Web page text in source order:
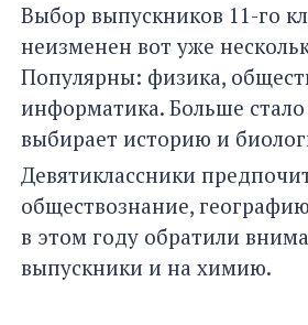
Выбор выпускников 11-го
неизменен вот уже
Популярны: физика,
информатика. Больше стало
выбирает историю и
Девятиклассники
обществознание,
в этом году обратили
выпускники и на химию.